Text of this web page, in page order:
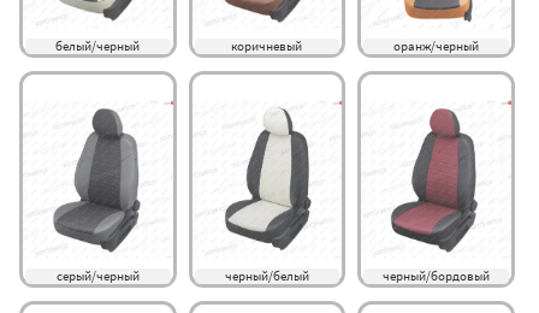
белый/черный коричневый оранж/черный
серый/черный черный/белый черный/бордовый